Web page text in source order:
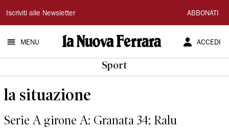
La
Nuova
Ferrara
Iscriviti alle Newsletter ABBONATI
MENU ACCEDI
Sport
la situazione
Serie A girone A: Granata 34; Ralu